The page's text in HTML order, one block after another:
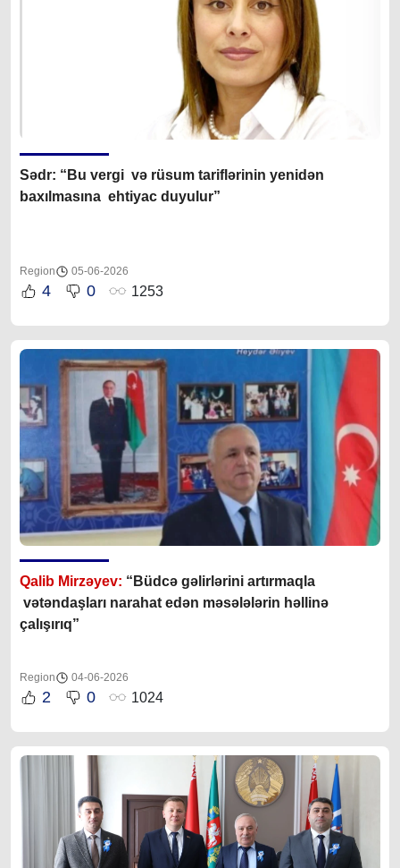
Sədr: “Bu vergi və rüsum tariflərinin yenidən
baxılmasına ehtiyac duyulur”
Region 05-06-2026
4 0 1253
Qalib Mirzəyev: “Büdcə gəlirlərini artırmaqla
vətəndaşları narahat edən məsələlərin həllinə
çalışırıq”
Region 04-06-2026
2 0 1024